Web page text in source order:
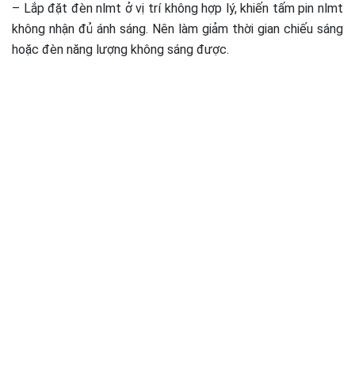
– Lắp đặt đèn nlmt ở vị trí không hợp lý, khiến tấm pin nlmt
không nhận đủ ánh sáng. Nên làm giảm thời gian chiếu sáng
hoặc đèn năng lượng không sáng được.